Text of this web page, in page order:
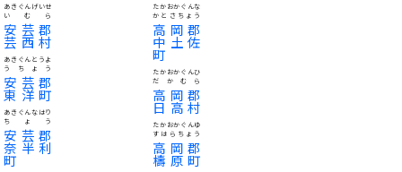
安芸郡
芸西村
あきぐんげいせ
いむら
安芸郡
東洋町
あきぐんとうよ
うちょう
安芸郡
奈半利
町
あきぐんなはり
ちょう
高岡郡
中土佐
町
たかおかぐんな
かとさちょう
高岡郡
日高村
たかおかぐんひ
だかむら
高岡郡
檮原町
たかおかぐんゆ
すはらちょう